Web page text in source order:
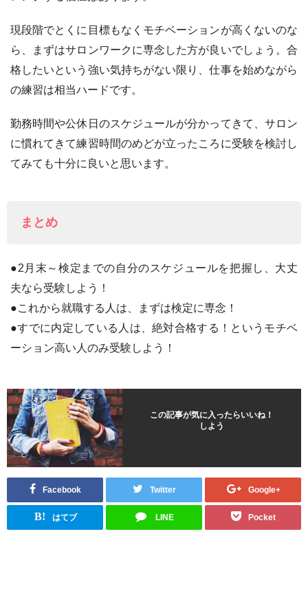
現段階でとくに目標もなくモチベーションが高くないのな
ら、まずはサロンワークに専念した方が良いでしょう。合
格したいという強い気持ちがない限り、仕事を始めながら
の練習は相当ハードです。
勤務時間や公休日のスケジュールが分かってきて、サロン
に慣れてきて練習時間のめどが立ったころに受験を検討し
てみても十分に良いと思います。
まとめ
●2月末～検定までの自分のスケジュールを把握し、大丈
夫なら受験しよう！
●これから就職する人は、まずは検定に専念！
●すでに内定している人は、絶対合格する！というモチベ
ーション高い人のみ受験しよう！
この記事が気に入ったらいいね！
しよう
Facebook Twitter Google+
B! はてブ LINE Pocket